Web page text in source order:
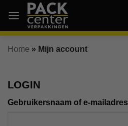
naar
inhoud
Home » Mijn account
LOGIN
Gebruikersnaam of e-mailadres